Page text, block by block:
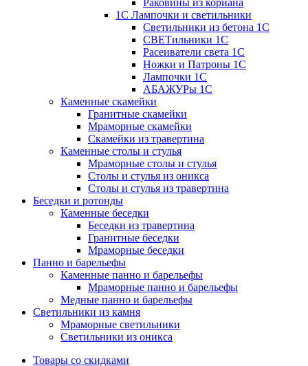
Раковины из кориана
1С Лампочки и светильники
Светильники из бетона 1С
СВЕТильники 1С
Расеиватели света 1С
Ножки и Патроны 1С
Лампочки 1С
АБАЖУРы 1С
Каменные скамейки
Гранитные скамейки
Мраморные скамейки
Скамейки из травертина
Каменные столы и стулья
Мраморные столы и стулья
Столы и стулья из оникса
Столы и стулья из травертина
Беседки и ротонды
Каменные беседки
Беседки из травертина
Гранитные беседки
Мраморные беседки
Панно и барельефы
Каменные панно и барельефы
Мраморные панно и барельефы
Медные панно и барельефы
Светильники из камня
Мраморные светильники
Светильники из оникса
Товары со скидками